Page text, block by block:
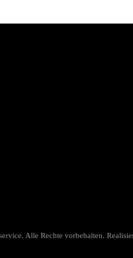
Alle Rechte vorbehalten.